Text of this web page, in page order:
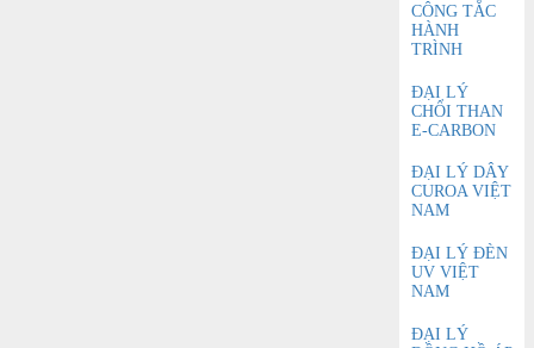
CÔNG TẮC
HÀNH
TRÌNH
ĐẠI LÝ
CHỔI THAN
E-CARBON
ĐẠI LÝ DÂY
CUROA VIỆT
NAM
ĐẠI LÝ ĐÈN
UV VIỆT
NAM
ĐẠI LÝ